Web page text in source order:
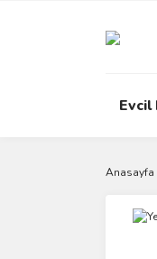
Evcil
Anasayfa